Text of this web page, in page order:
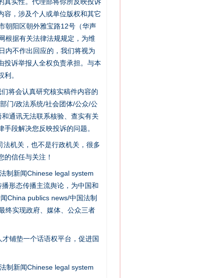
容，涉及个人或单位版权和其它
朝阳区朝外雅宝路12号（华声
根据有关法律法规规定，为维
内不作出回应的，我们将视为
投诉举报人全权负责承担。与本
。
将会认真研究核实稿件内容的
门/政法系统/社会团体/公众/公
通讯无法联系核验、查实有关
段解决您反映投诉的问题。
机关，也不是行政机关，很多
信任与关注！
制新闻Chinese legal system
形态传播主流舆论，为中国和
China publics news/中国法制
终实现政府、媒体、公众三者
铺垫一个话语权平台，促进国
制新闻Chinese legal system
“神药”背后的真相